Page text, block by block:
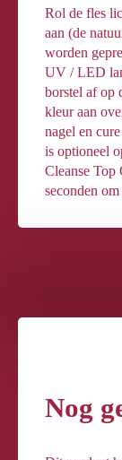
Rol de fles
aan (de
worden
UV / LED
borstel af op
kleur aan
nagel en
is optioneel
Cleanse Top
seconden
Nog